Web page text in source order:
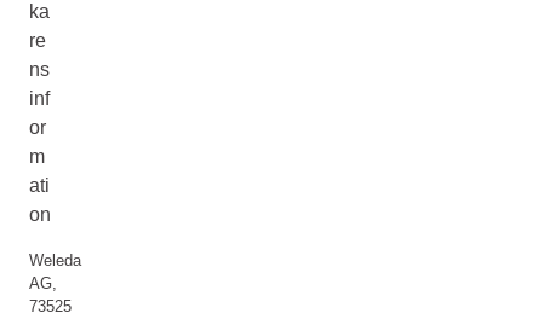
ka
re
ns
inf
or
m
ati
on
Weleda
AG,
73525